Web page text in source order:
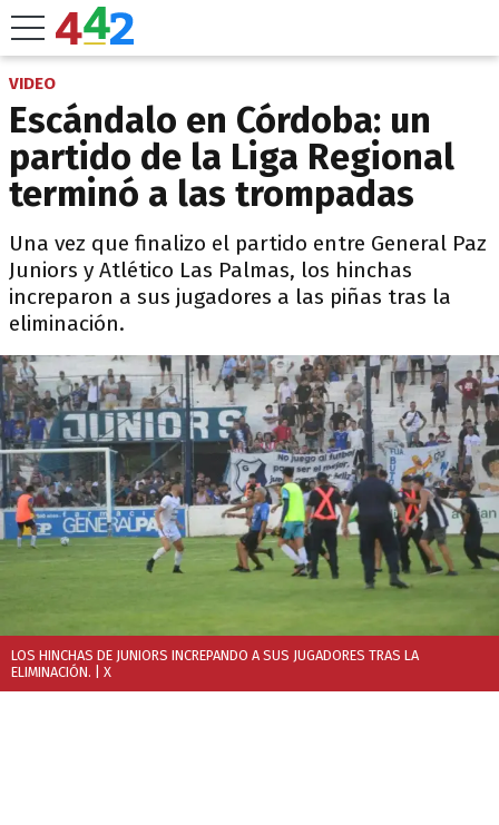
VIDEO
Escándalo en Córdoba: un
partido de la Liga Regional
terminó a las trompadas
Una vez que finalizo el partido entre General Paz
Juniors y Atlético Las Palmas, los hinchas
increparon a sus jugadores a las piñas tras la
eliminación.
LOS HINCHAS DE JUNIORS INCREPANDO A SUS JUGADORES TRAS LA
ELIMINACIÓN. | X